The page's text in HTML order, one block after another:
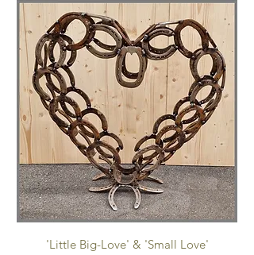
'Little Big-Love' & 'Small Love'